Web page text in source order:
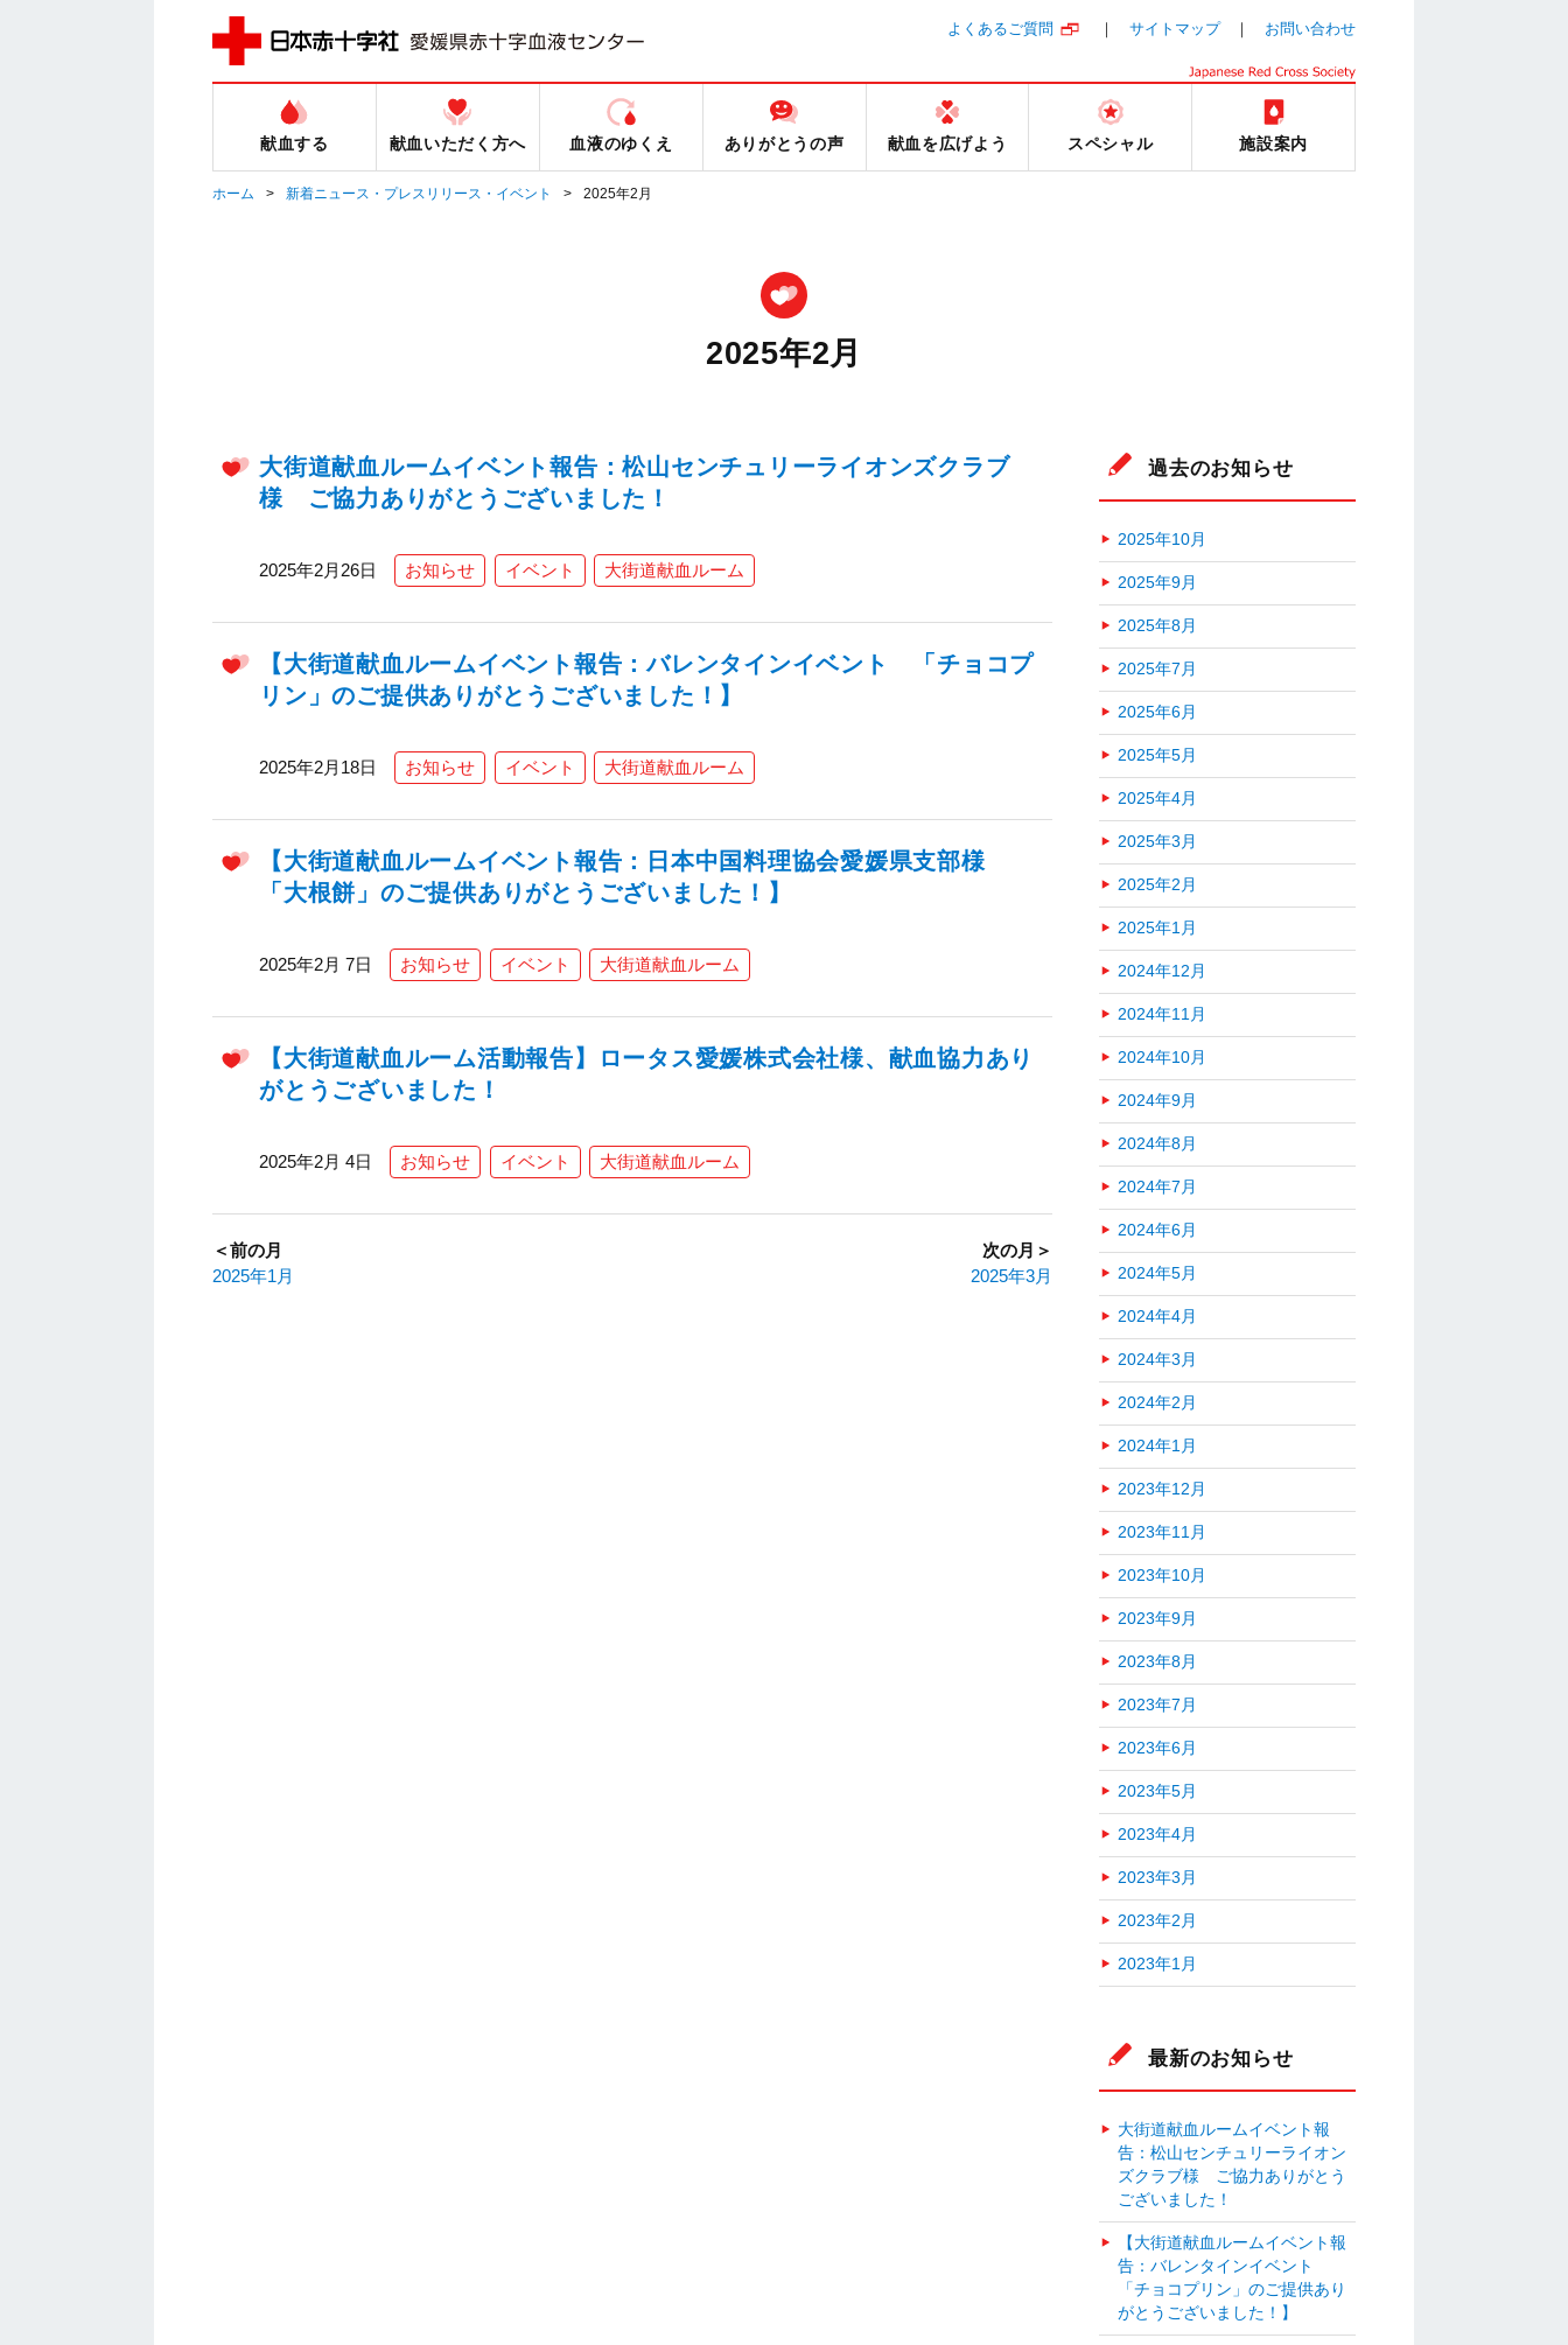
よくあるご質問 サイトマップ お問い合わせ
献血する 献血いただく方へ 血液のゆくえ ありがとうの声 献血を広げよう スペシャル 施設案内
ホーム 新着ニュース・プレスリリース・イベント 2025年2月
2025年2月
大街道献血ルームイベント報告：松山センチュリーライオンズクラブ
様 ご協力ありがとうございました！
2025年2月26日 お知らせ イベント 大街道献血ルーム
【大街道献血ルームイベント報告：バレンタインイベント 「チョコプ
リン」のご提供ありがとうございました！】
2025年2月18日 お知らせ イベント 大街道献血ルーム
【大街道献血ルームイベント報告：日本中国料理協会愛媛県支部様
「大根餅」のご提供ありがとうございました！】
2025年2月 7日 お知らせ イベント 大街道献血ルーム
【大街道献血ルーム活動報告】ロータス愛媛株式会社様、献血協力あり
がとうございました！
2025年2月 4日 お知らせ イベント 大街道献血ルーム
＜前の月
2025年1月
次の月＞
2025年3月
過去のお知らせ
2025年10月
2025年9月
2025年8月
2025年7月
2025年6月
2025年5月
2025年4月
2025年3月
2025年2月
2025年1月
2024年12月
2024年11月
2024年10月
2024年9月
2024年8月
2024年7月
2024年6月
2024年5月
2024年4月
2024年3月
2024年2月
2024年1月
2023年12月
2023年11月
2023年10月
2023年9月
2023年8月
2023年7月
2023年6月
2023年5月
2023年4月
2023年3月
2023年2月
2023年1月
最新のお知らせ
大街道献血ルームイベント報
告：松山センチュリーライオン
ズクラブ様 ご協力ありがとう
ございました！
【大街道献血ルームイベント報
告：バレンタインイベント
「チョコプリン」のご提供あり
がとうございました！】